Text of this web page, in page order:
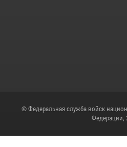
© Федеральная служба войск
Федерации,